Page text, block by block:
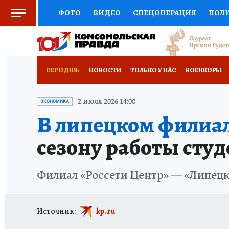
ФОТО ВИДЕО СПЕЦОПЕРАЦИЯ
СОЦПОДДЕРЖКА НАУКА СПОРТ
НЕДВИЖИМОСТЬ
ТЕСТЫ НОВОЕ НА САЙТЕ
СЕГОДНЯ: НОВОСТИ ТОЛЬКО У НАС ВОЕНКОРЫ
ИСПЫТАНО НА СЕБЕ
ЭКОНОМИКА 2 июля 2026 14:00
В липецком
сезону работы
Филиал «Россети Центр» —
Источник: kp.ru